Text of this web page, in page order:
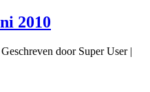
2010
Geschreven door Super User|